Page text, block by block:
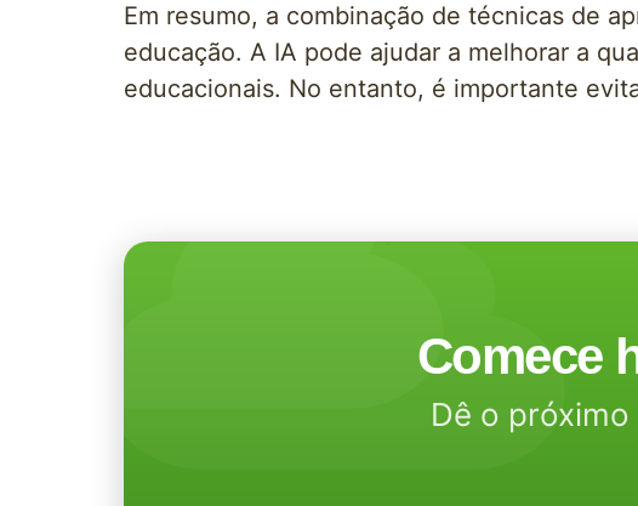
Em resumo, a combinação de técnicas de
educação. A IA pode ajudar a melhorar a
educacionais. No entanto, é importante
Comece
Dê o